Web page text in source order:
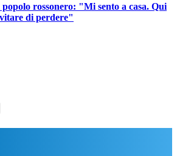
rossonero: "Mi sento a casa. Qui
di perdere"